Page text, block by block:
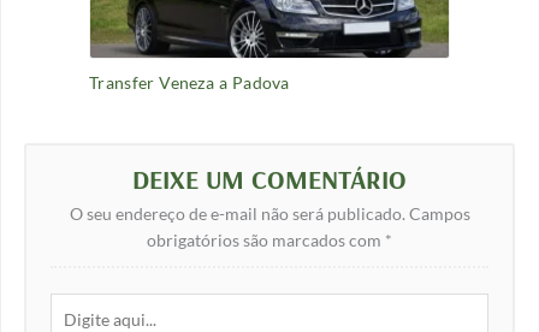
Transfer Veneza a Padova
DEIXE UM COMENTÁRIO
O seu endereço de e-mail não será publicado. Campos
obrigatórios são marcados com *